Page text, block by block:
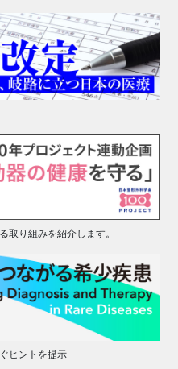
取り組みを紹介します。
ヒントを提示